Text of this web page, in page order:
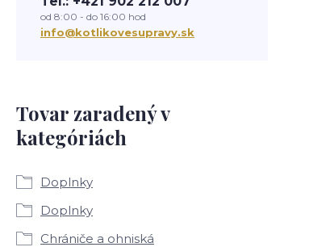
Tovar zaradený v
kategóriách
Doplnky
Doplnky
Chrániče a ohniská
od 8:00 - do 16:00 hod
info@kotlikovesupravy.sk